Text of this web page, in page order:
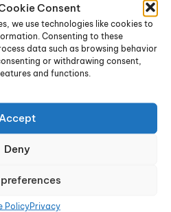
Consent
we use technologies like cookies to
Consenting to these
data such as browsing behavior
or withdrawing consent,
and functions.
Accept
Deny
PolicyPrivacy
parti interne.
assistenza tecnica, è
una
accordarsi per un
l’entità e la
se possibile, il
entro poche ore dalla
la totale
il perfetto
e del relativo